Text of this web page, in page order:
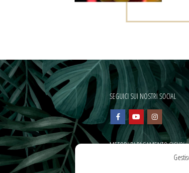
SEGUICI SUI NOSTRI SOCIAL
METODI DI PAGAMENTO SICURI